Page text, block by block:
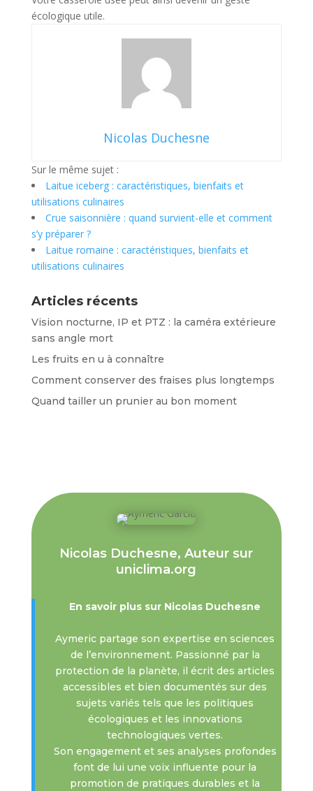
écologique utile.
Nicolas Duchesne
Sur le même sujet :
Laitue iceberg : caractéristiques, bienfaits et
utilisations culinaires
Crue saisonnière : quand survient-elle et comment
s’y préparer ?
Laitue romaine : caractéristiques, bienfaits et
utilisations culinaires
Articles récents
Vision nocturne, IP et PTZ : la caméra extérieure
sans angle mort
Les fruits en u à connaître
Comment conserver des fraises plus longtemps
Quand tailler un prunier au bon moment
Nicolas Duchesne, Auteur sur
uniclima.org
En savoir plus sur Nicolas Duchesne
Aymeric partage son expertise en sciences
de l’environnement. Passionné par la
protection de la planète, il écrit des articles
accessibles et bien documentés sur des
sujets variés tels que les politiques
écologiques et les innovations
technologiques vertes.
Son engagement et ses analyses profondes
font de lui une voix influente pour la
promotion de pratiques durables et la